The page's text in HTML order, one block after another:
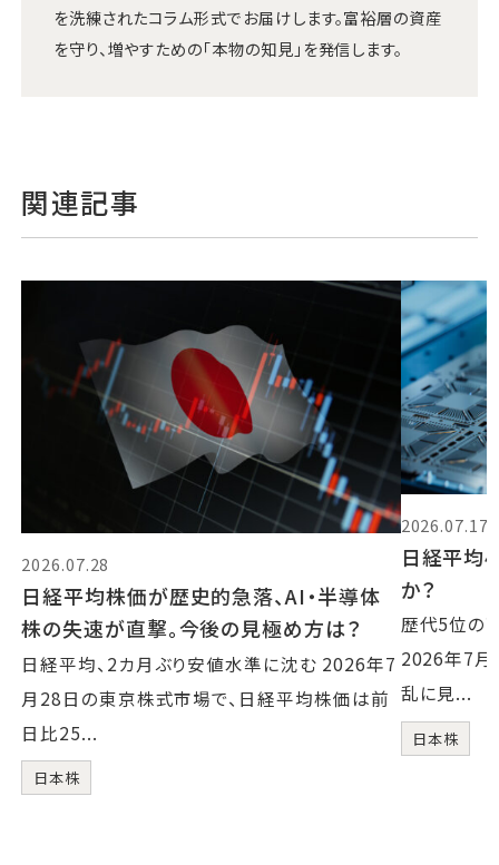
を洗練されたコラム形式でお届けします。富裕層の資産
を守り、増やすための「本物の知見」を発信します。
関連記事
2026.07.28
日経平均株価が歴史的急落、AI・半導体
株の失速が直撃。今後の見極め方は？
日経平均、2カ月ぶり安値水準に沈む 2026年7
月28日の東京株式市場で、日経平均株価は前
日比25...
日本株
2026.07.17
日経平均
か？
歴代5位の
2026年7月
乱に見...
日本株